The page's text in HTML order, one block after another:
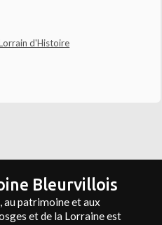
d'Histoire
Bleurvillois
au patrimoine et aux
et de la Lorraine est